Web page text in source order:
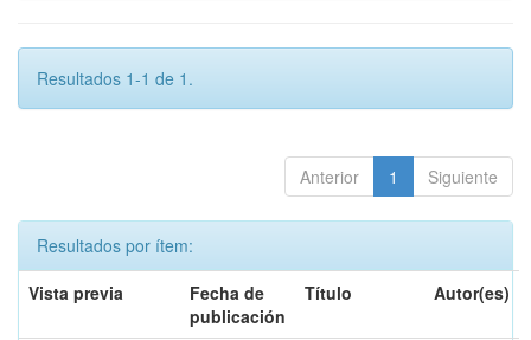
Resultados 1-1 de 1.
Anterior 1 Siguiente
Resultados por ítem:
Vista previa
Fecha de
publicación
Título Autor(es)